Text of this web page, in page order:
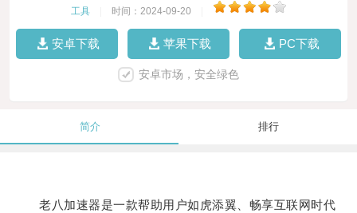
工具 时间：2024-09-20
安卓下载 苹果下载 PC下载
安卓市场，安全绿色
简介 排行
老八加速器是一款帮助用户如虎添翼、畅享互联网时代